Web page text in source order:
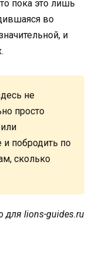
пока это лишь
во
и
не
просто
и побродить по
сколько
для lions-guides.ru